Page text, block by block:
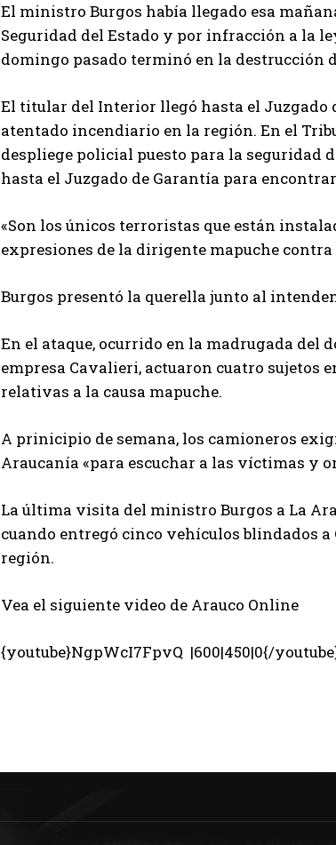
El ministro Burgos había llegado esa
Seguridad del Estado y por infracción a la
domingo pasado terminó en la destrucción
El titular del Interior llegó hasta el Juzgado
atentado incendiario en la región. En el
despliege policial puesto para la seguridad
hasta el Juzgado de Garantía para
«Son los únicos terroristas que están
expresiones de la dirigente mapuche
Burgos presentó la querella junto al
En el ataque, ocurrido en la madrugada
empresa Cavalieri, actuaron cuatro sujetos
relativas a la causa mapuche.
A prinicipio de semana, los camioneros
Araucanía «para escuchar a las víctimas y
La última visita del ministro Burgos a La
cuando entregó cinco vehículos blindados
región.
Vea el siguiente video de Arauco Online
{youtube}NgpWcI7FpvQ |600|450|0{/